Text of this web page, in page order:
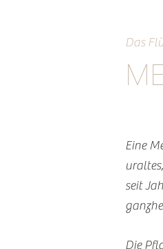
Das
Eine
seit
Die